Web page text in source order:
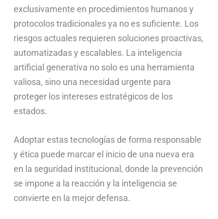
exclusivamente en procedimientos humanos y
protocolos tradicionales ya no es suficiente. Los
riesgos actuales requieren soluciones proactivas,
automatizadas y escalables. La inteligencia
artificial generativa no solo es una herramienta
valiosa, sino una necesidad urgente para
proteger los intereses estratégicos de los
estados.
Adoptar estas tecnologías de forma responsable
y ética puede marcar el inicio de una nueva era
en la seguridad institucional, donde la prevención
se impone a la reacción y la inteligencia se
convierte en la mejor defensa.